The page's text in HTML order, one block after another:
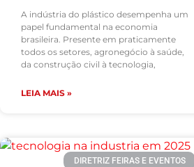
A indústria do plástico desempenha um
papel fundamental na economia
brasileira. Presente em praticamente
todos os setores, agronegócio à saúde,
da construção civil à tecnologia,
LEIA MAIS »
DIRETRIZ FEIRAS E EVENTOS